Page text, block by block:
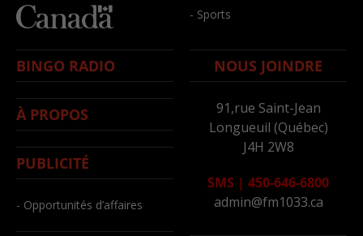
- Sports
BINGO RADIO
À PROPOS
PUBLICITÉ
- Opportunités d’affaires
NOUS JOINDRE
91,rue Saint-Jean
Longueuil (Québec)
J4H 2W8
SMS | 450-646-6800
admin@fm1033.ca